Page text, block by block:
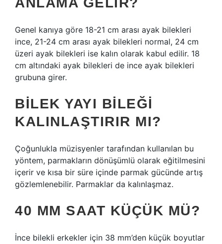
Genel kanıya göre 18-21 cm arası ayak bilekleri
ince, 21-24 cm arası ayak bilekleri normal, 24 cm
üzeri ayak bilekleri ise kalın olarak kabul edilir. 18
cm altındaki ayak bilekleri de ince ayak bilekleri
grubuna girer.
BILEK YAYI BILEĞI
KALINLAŞTIRIR MI?
Çoğunlukla müzisyenler tarafından kullanılan bu
yöntem, parmakların dönüşümlü olarak eğitilmesini
içerir ve kısa bir süre içinde parmak gücünde artış
gözlemlenebilir. Parmaklar da kalınlaşmaz.
40 MM SAAT KÜÇÜK MÜ?
İnce bilekli erkekler için 38 mm’den küçük boyutlar